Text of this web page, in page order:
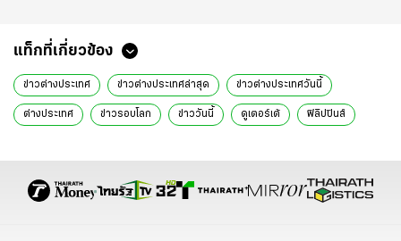
แท็กที่เกี่ยวข้อง
ข่าวต่างประเทศ ข่าวต่างประเทศล่าสุด ข่าวต่างประเทศวันนี้
ต่างประเทศ ข่าวรอบโลก ข่าววันนี้ ดูเตอร์เต้ ฟิลิปปินส์